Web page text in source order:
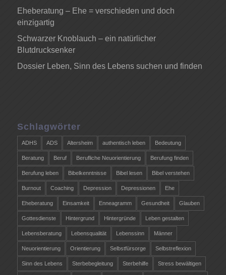
Eheberatung – Ehe = verschieden und doch
einzigartig
Schwarzer Knoblauch – ein natürlicher
Blutdrucksenker
Dossier Leben, Sinn des Lebens suchen und finden
Schlagwörter
ADHS ADS Altersheim authentisch leben Bedeutung
Beratung Beruf Berufliche Neuorientierung Berufung finden
Berufung leben Bibelkenntnisse Bibel lesen Bibel verstehen
Burnout Coaching Depression Depressionen Ehe
Eheberatung Einsamkeit Enneagramm Gesundheit Glauben
Gottesdienste Hintergrund Hintergründe Leben gestalten
Lebensberatung Lebensqualität Lebenssinn Männer
Neuorientierung Orientierung Selbstfürsorge Selbstreflexion
Sinn des Lebens Sterbebegleitung Sterbehilfe Stress bewältigen